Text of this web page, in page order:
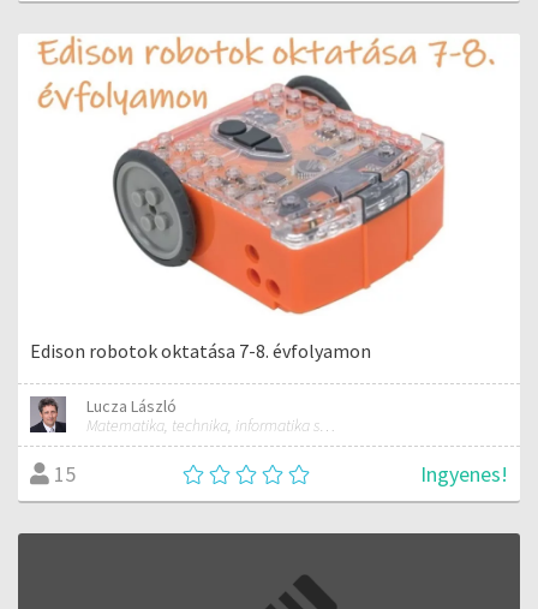
Edison robotok oktatása 7-8. évfolyamon
Lucza László
Matematika, technika, informatika szakos általános iskolai tanár; mentorpedagógus, mestertanár
15 Ingyenes!